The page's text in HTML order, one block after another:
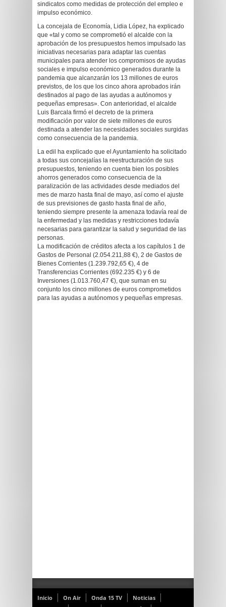
sindicatos como medidas de protección del empleo e
impulso económico.
La concejala de Economía, Lidia López, ha explicado
que «tal y como se comprometió el alcalde con la
aprobación de los presupuestos hemos impulsado las
iniciativas necesarias para adaptar las cuentas
municipales para atender los compromisos de ayudas
sociales e impulso económico generados durante la
pandemia que alcanzarán los 13 millones de euros
previstos, de los que los cinco ahora aprobados irán
destinados al pago de las ayudas a autónomos y
pequeñas empresas». Con anterioridad, el alcalde
Luis Barcala firmó el decreto de la primera
modificación por valor de siete millones de euros
destinada a atender las necesidades sociales surgidas
como consecuencia de la pandemia.
La edil ha explicado que el Ayuntamiento ha solicitado
a todas sus concejalías la reestructuración de sus
presupuestos, teniendo en cuenta bien los posibles
ahorros generados como consecuencia de la
paralización de las actividades desde mediados del
mes de marzo hasta final de mayo, así como el ajuste
de sus previsiones de gasto hasta final de año,
teniendo siempre presente la amenaza todavía real de
la enfermedad y las medidas y restricciones todavía
necesarias para garantizar la salud y seguridad de las
personas.
La modificación de créditos afecta a los capítulos 1 de
Gastos de Personal (2.054.211,88 €), 2 de Gastos de
Bienes Corrientes (1.239.792,65 €), 4 de
Transferencias Corrientes (692.235 €) y 6 de
Inversiones (1.013.760,47 €), que suman en su
conjunto los cinco millones de euros comprometidos
para las ayudas a autónomos y pequeñas empresas.
Inicio On Air Onda 15 TV
Noticias